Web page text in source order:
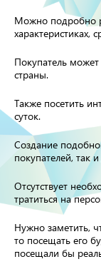
Можно подробно
характеристиках,
Покупатель может
страны.
Также посетить
суток.
Создание
покупателей, так
Отсутствует
тратиться на
Нужно заметить,
то посещать его
посещали бы